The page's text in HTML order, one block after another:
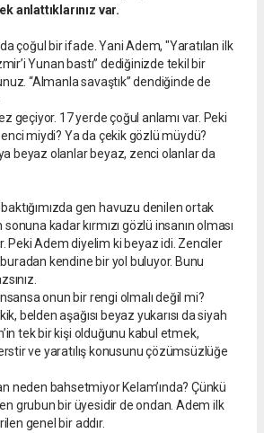
anlattıklarınız var.
çoğul bir ifade. Yani Adem, "Yaratılan ilk
Yunan bastı” dediğinizde tekil bir
“Almanla savaştık” dendiğinde de
geçiyor. 17 yerde çoğul anlamı var. Peki
miydi? Ya da çekik gözlü müydü?
beyaz olanlar beyaz, zenci olanlar da
gen havuzu denilen ortak
kadar kırmızı gözlü insanın olması
Peki Adem diyelim ki beyaz idi. Zenciler
kendine bir yol buluyor. Bunu
onun bir rengi olmalı değil mi?
belden aşağısı beyaz yukarısı da siyah
tek bir kişi olduğunu kabul etmek,
terstir ve yaratılış konusunu çözümsüzlüğe
neden bahsetmiyor Kelam’ında? Çünkü
grubun bir üyesidir de ondan. Adem ilk
genel bir addır.